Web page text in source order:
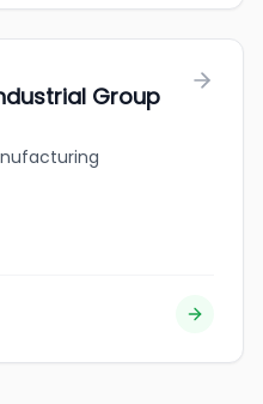
Group